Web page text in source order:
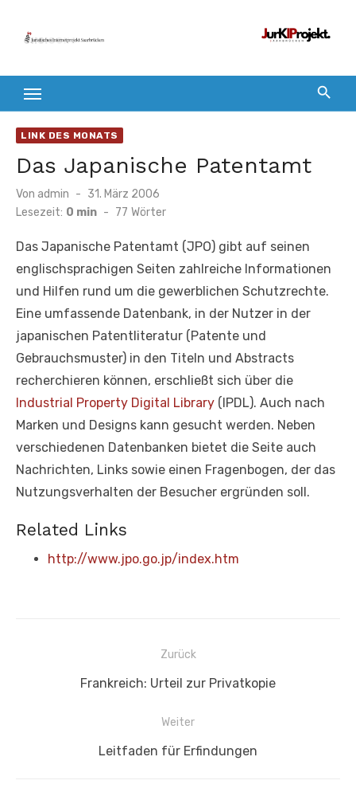
Inhalt
LINK DES MONATS
Das Japanische Patentamt
Von admin
Veröffentlicht
am
31. März 2006
Lesezeit: 0 min - 77 Wörter
Das Japanische Patentamt (JPO) gibt auf seinen
englischsprachigen Seiten zahlreiche Informationen
und Hilfen rund um die gewerblichen Schutzrechte.
Eine umfassende Datenbank, in der Nutzer in der
japanischen Patentliteratur (Patente und
Gebrauchsmuster) in den Titeln und Abstracts
recherchieren können, erschließt sich über die
Industrial Property Digital Library (IPDL). Auch nach
Marken und Designs kann gesucht werden. Neben
verschiedenen Datenbanken bietet die Seite auch
Nachrichten, Links sowie einen Fragenbogen, der das
Nutzungsverhalten der Besucher ergründen soll.
Related Links
http://www.jpo.go.jp/index.htm
Beitragsnavigation
Zurück
Vorheriger
Frankreich: Urteil zur Privatkopie
Weiter
Nächster
Leitfaden für Erfindungen